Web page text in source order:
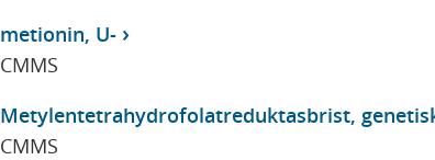
metionin, U-
CMMS
Metylentetrahydrofolatreduktasbrist,
CMMS